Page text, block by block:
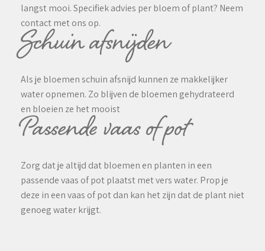
langst mooi. Specifiek advies per bloem of plant? Neem
contact met ons op.
Schuin afsnijden
Als je bloemen schuin afsnijd kunnen ze makkelijker
water opnemen. Zo blijven de bloemen gehydrateerd
en bloeien ze het mooist
Passende vaas of pot
Zorg dat je altijd dat bloemen en planten in een
passende vaas of pot plaatst met vers water. Prop je
deze in een vaas of pot dan kan het zijn dat de plant niet
genoeg water krijgt.